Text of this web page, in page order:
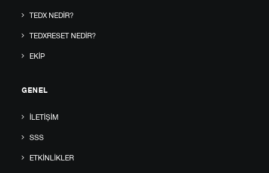
TEDX NEDIR?
TEDXRESET NEDIR?
EKIP
GENEL
İLETIŞIM
SSS
ETKINLIKLER